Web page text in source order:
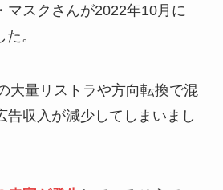
マスクさんが2022年10月に
。
大量リストラや方向転換で混
告収入が減少してしまいまし